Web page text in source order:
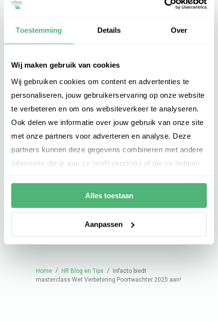
Toestemming Details Over
Wij maken gebruik van cookies
Wij gebruiken cookies om content en advertenties te
personaliseren, jouw gebruikerservaring op onze website
te verbeteren en om ons websiteverkeer te analyseren.
Ook delen we informatie over jouw gebruik van onze site
met onze partners voor adverteren en analyse. Deze
partners kunnen deze gegevens combineren met andere
informatie die je aan ze heeft verstrekt of die ze hebben
Alles toestaan
Aanpassen
Home / HR Blog en Tips /
Infacto biedt
masterclass Wet Verbetering Poortwachter 2025 aan!